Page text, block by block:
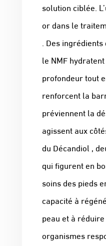
solution ciblée.
or dans le
. Des
le NMF
profondeur tout
renforcent la
préviennent la
agissent aux
du Décandiol ,
qui figurent en
soins des pieds
capacité à
peau et à
organismes